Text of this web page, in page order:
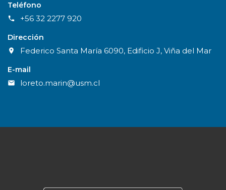
Teléfono
+56 32 2277 920
Dirección
Federico Santa María 6090, Edificio J, Viña del Mar
E-mail
loreto.marin@usm.cl